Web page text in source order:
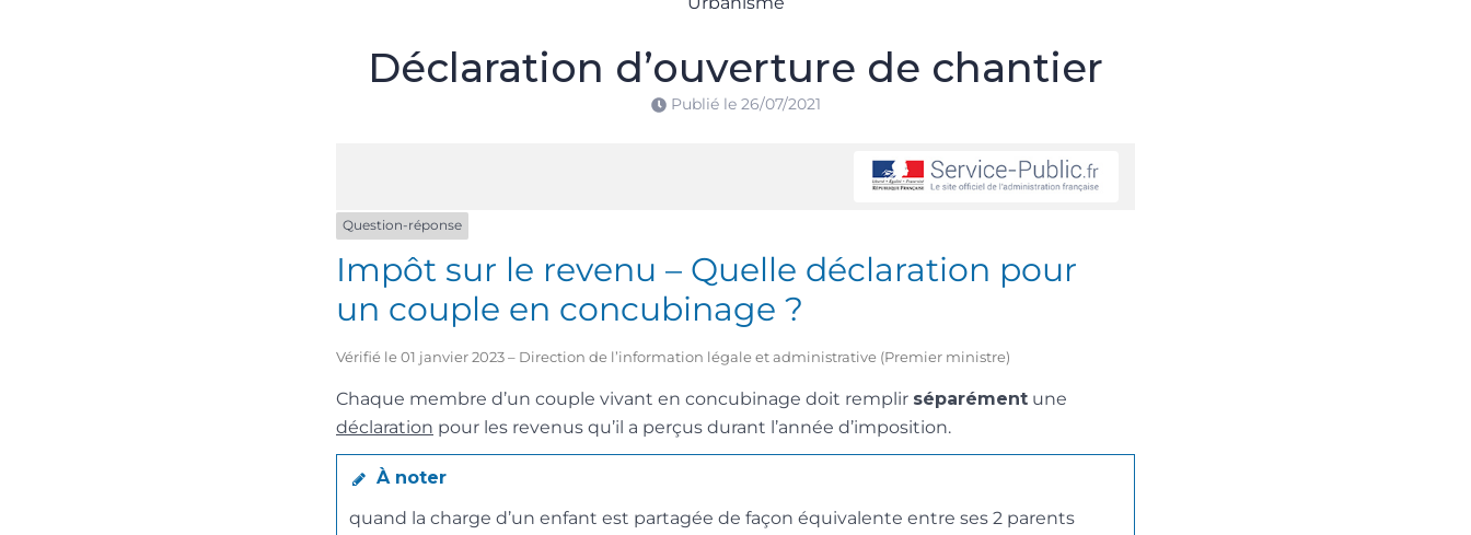
Déclaration d’ouverture de chantier
Publié le 26/07/2021
Question-réponse
Impôt sur le revenu – Quelle déclaration pour
un couple en concubinage ?
Vérifié le 01 janvier 2023 – Direction de l’information légale et administrative (Premier ministre)
Chaque membre d’un couple vivant en concubinage doit remplir séparément une
déclaration pour les revenus qu’il a perçus durant l’année d’imposition.
À noter
quand la charge d’un enfant est partagée de façon équivalente entre ses 2 parents